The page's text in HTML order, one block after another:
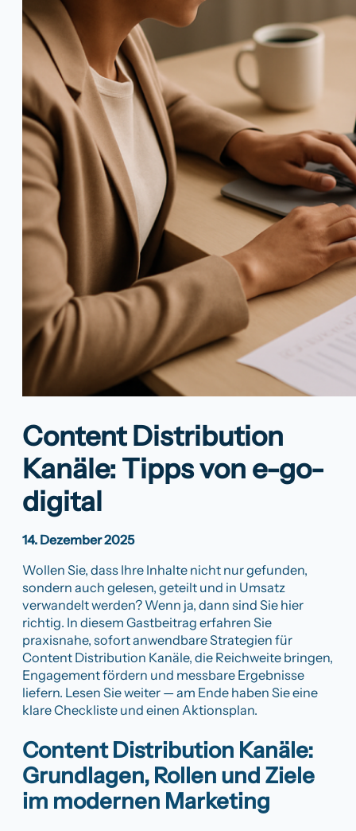
Content Distribution
Kanäle: Tipps von e-go-
digital
14. Dezember 2025
Wollen Sie, dass Ihre Inhalte nicht nur gefunden,
sondern auch gelesen, geteilt und in Umsatz
verwandelt werden? Wenn ja, dann sind Sie hier
richtig. In diesem Gastbeitrag erfahren Sie
praxisnahe, sofort anwendbare Strategien für
Content Distribution Kanäle, die Reichweite bringen,
Engagement fördern und messbare Ergebnisse
liefern. Lesen Sie weiter — am Ende haben Sie eine
klare Checkliste und einen Aktionsplan.
Content Distribution Kanäle:
Grundlagen, Rollen und Ziele
im modernen Marketing